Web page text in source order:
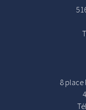
8 place